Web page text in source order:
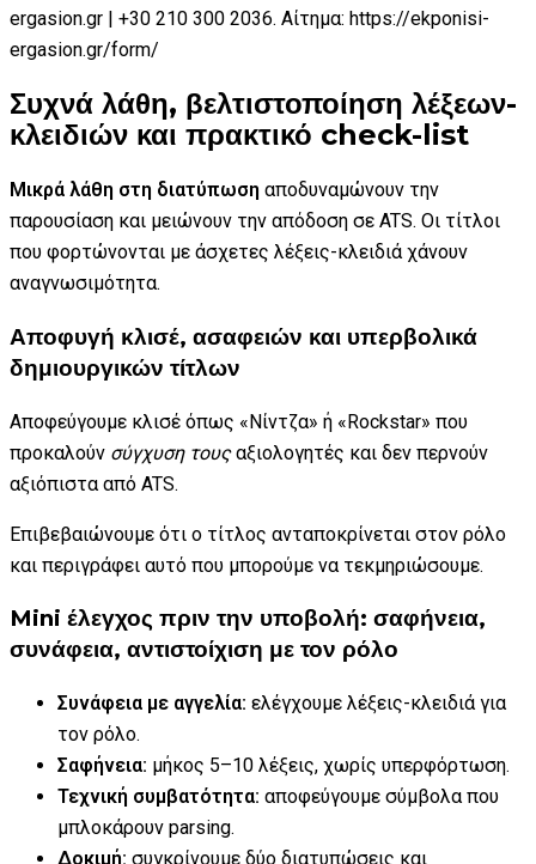
ergasion.gr | +30 210 300 2036. Αίτημα: https://ekponisi-
ergasion.gr/form/
Συχνά λάθη, βελτιστοποίηση λέξεων-
κλειδιών και πρακτικό check-list
Μικρά λάθη στη διατύπωση αποδυναμώνουν την
παρουσίαση και μειώνουν την απόδοση σε ATS. Οι τίτλοι
που φορτώνονται με άσχετες λέξεις-κλειδιά χάνουν
αναγνωσιμότητα.
Αποφυγή κλισέ, ασαφειών και υπερβολικά
δημιουργικών τίτλων
Αποφεύγουμε κλισέ όπως «Νίντζα» ή «Rockstar» που
προκαλούν σύγχυση τουςαξιολογητές και δεν περνούν
αξιόπιστα από ATS.
Επιβεβαιώνουμε ότι ο τίτλος ανταποκρίνεται στον ρόλο
και περιγράφει αυτό που μπορούμε να τεκμηριώσουμε.
Mini έλεγχος πριν την υποβολή: σαφήνεια,
συνάφεια, αντιστοίχιση με τον ρόλο
Συνάφεια με αγγελία: ελέγχουμε λέξεις-κλειδιά για
τον ρόλο.
Σαφήνεια: μήκος 5–10 λέξεις, χωρίς υπερφόρτωση.
Τεχνική συμβατότητα: αποφεύγουμε σύμβολα που
μπλοκάρουν parsing.
Δοκιμή: συγκρίνουμε δύο διατυπώσεις και